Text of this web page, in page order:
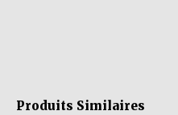
Produits Similaires